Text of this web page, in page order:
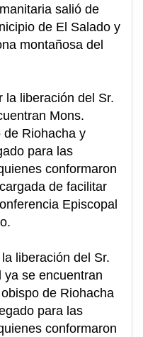
salió de
de El Salado y
montañosa del
la liberación del Sr.
Mons.
de Riohacha y
para las
conformaron
de facilitar
Episcopal
liberación del Sr.
se encuentran
de Riohacha
para las
conformaron